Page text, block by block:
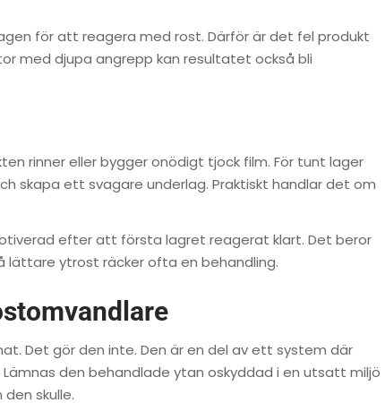
för att reagera med rost. Därför är det fel produkt
med djupa angrepp kan resultatet också bli
rinner eller bygger onödigt tjock film. För tunt lager
skapa ett svagare underlag. Praktiskt handlar det om
efter att första lagret reagerat klart. Det beror
lättare ytrost räcker ofta en behandling.
Det gör den inte. Den är en del av ett system där
den behandlade ytan oskyddad i en utsatt miljö
skulle.